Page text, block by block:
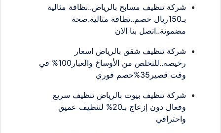
شركة تنظيف مسابح بالرياض..نظافة مثالية
بـ150ريال خصم..نظافة مثالية.صحة
مضمونة..اتصل بنا الان
شركة تنظيف شقق بالرياض اسعار
رخيصه..للتخلص من الأوساخ والغبار100% في
وقت قصير35%خصم فوري
شركة تنظيف بيوت بالرياض تنظيف سريع
وفعال دون إزعاج بـ20% لتنظيف عميق
واحترافي